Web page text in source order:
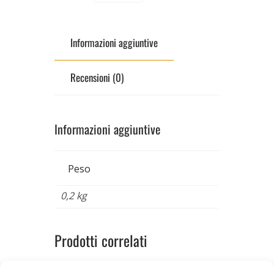
Informazioni aggiuntive
Recensioni (0)
Informazioni aggiuntive
Peso
0,2 kg
Prodotti correlati